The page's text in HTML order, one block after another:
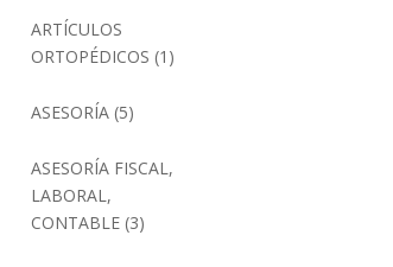
ARTÍCULOS
ORTOPÉDICOS (1)
ASESORÍA (5)
ASESORÍA FISCAL,
LABORAL,
CONTABLE (3)